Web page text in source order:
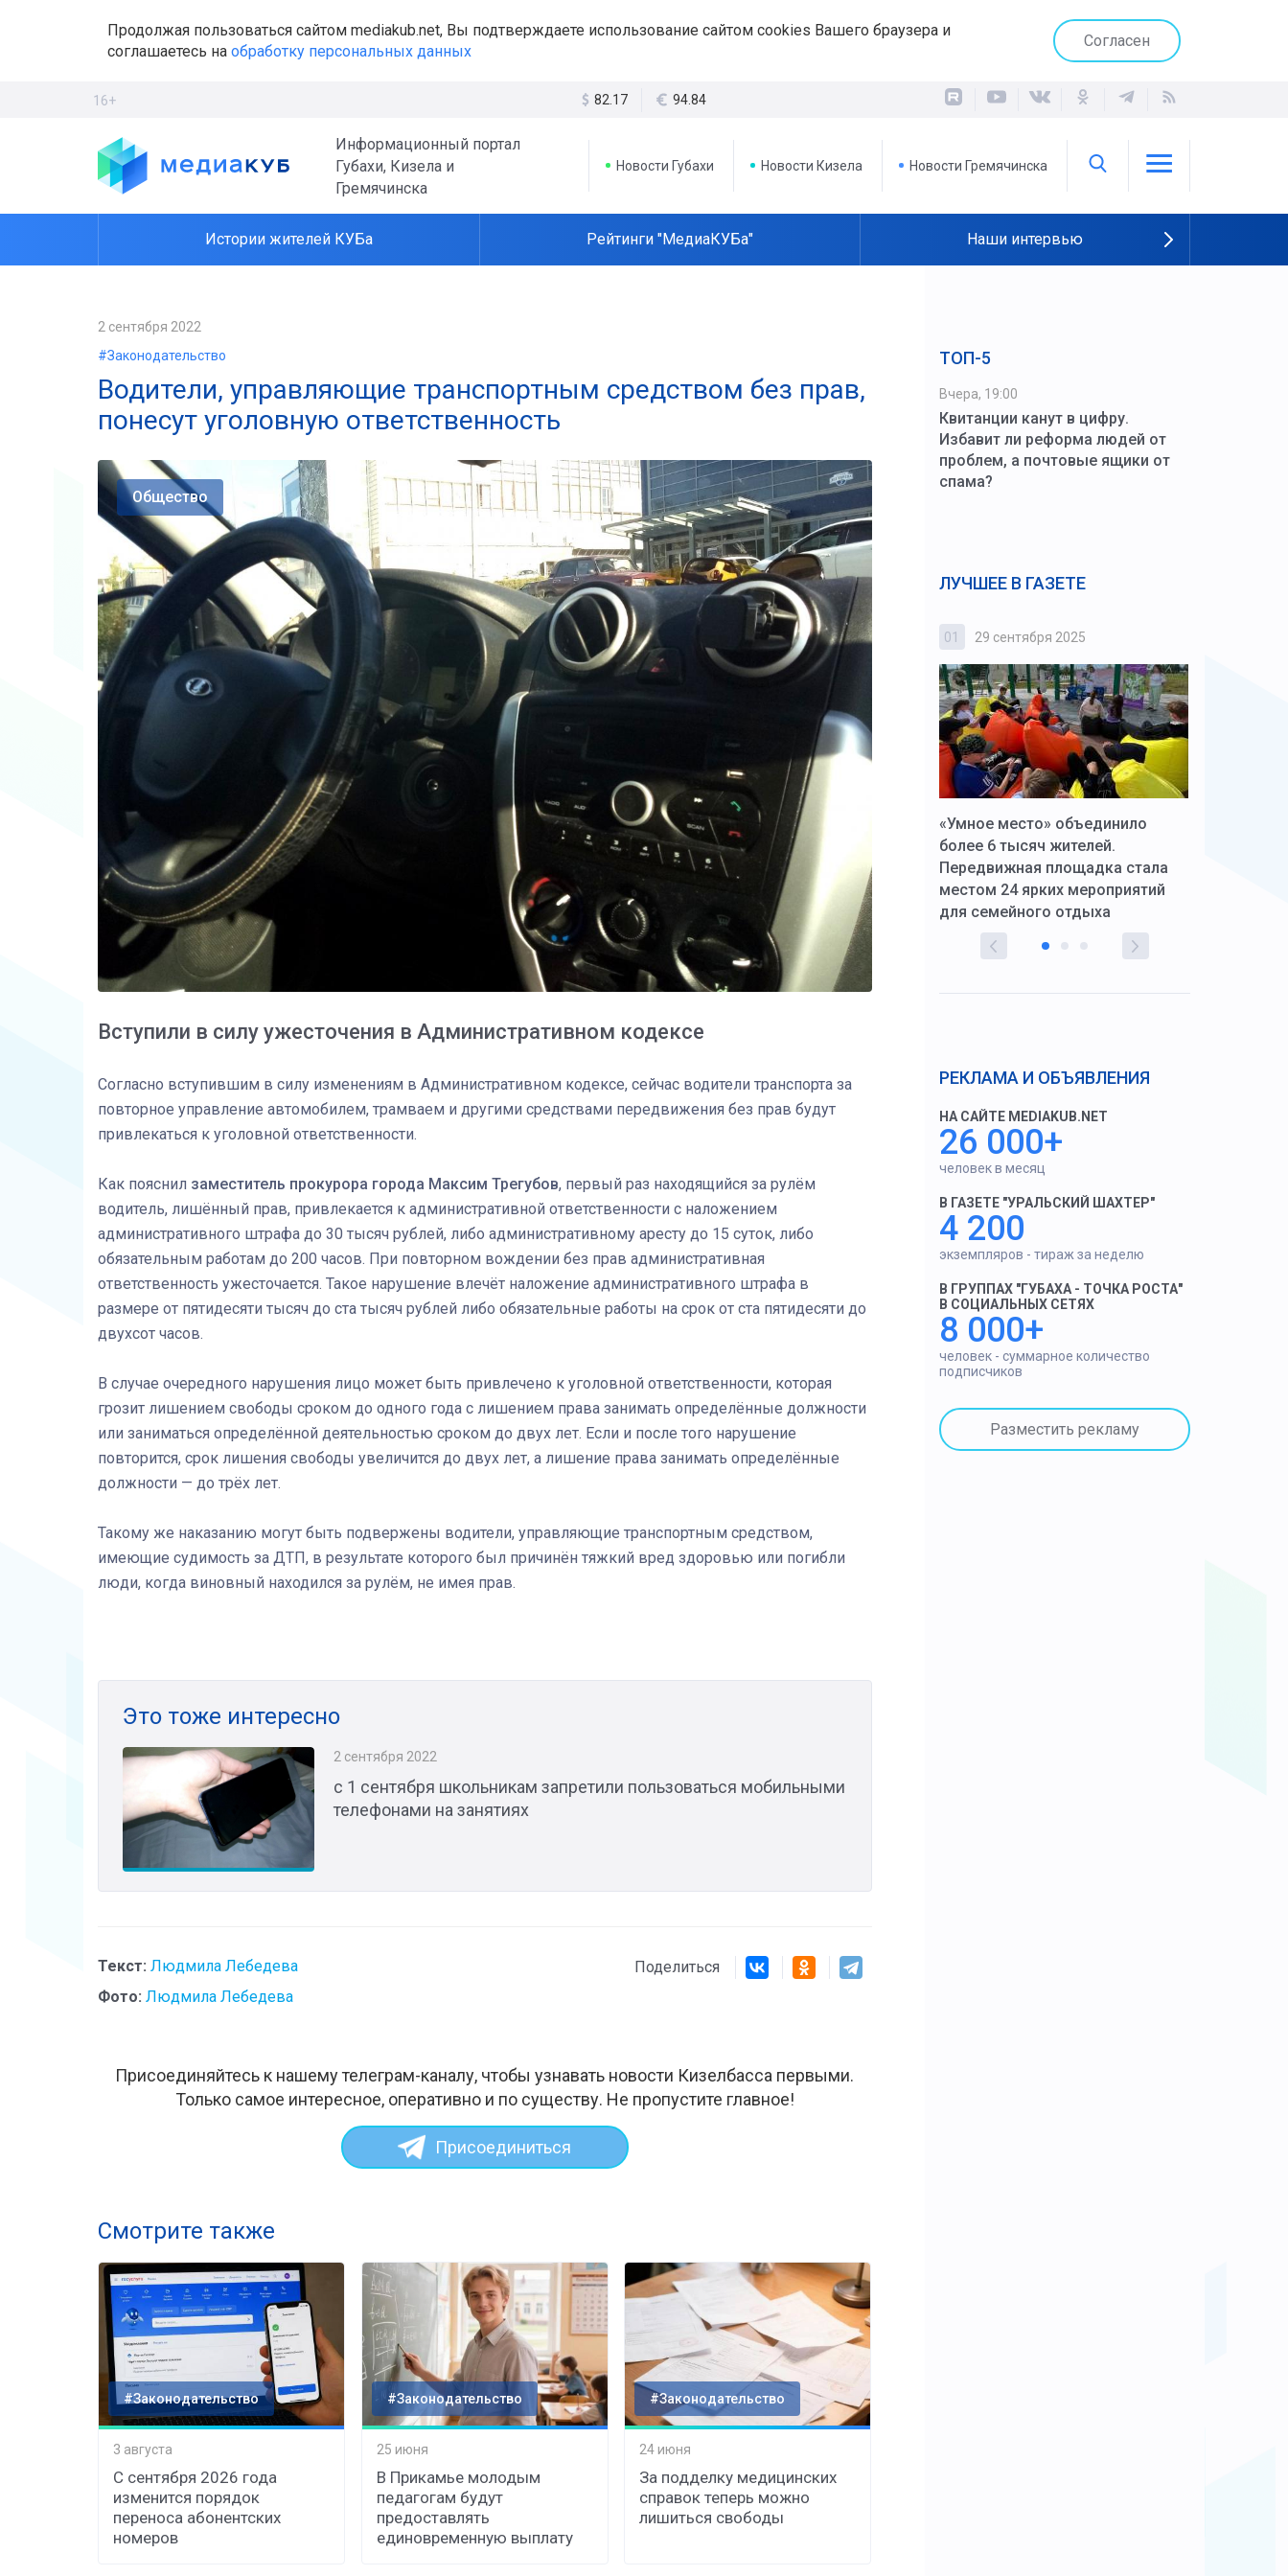
Продолжая пользоваться сайтом mediakub.net, Вы подтверждаете использование сайтом cookies Вашего браузера и
соглашаетесь на обработку персональных данных
Согласен
16+ 82.17 94.84
Информационный портал
Губахи, Кизела и
Гремячинска
Новости Губахи Новости Кизела Новости Гремячинска
Истории жителей КУБа Рейтинги "МедиаКУБа" Наши интервью
2 сентября 2022
#Законодательство
Водители, управляющие транспортным средством без прав,
понесут уголовную ответственность
Общество
Вступили в силу ужесточения в Административном кодексе
Согласно вступившим в силу изменениям в Административном кодексе, сейчас водители транспорта за
повторное управление автомобилем, трамваем и другими средствами передвижения без прав будут
привлекаться к уголовной ответственности.
Как пояснил заместитель прокурора города Максим Трегубов, первый раз находящийся за рулём
водитель, лишённый прав, привлекается к административной ответственности с наложением
административного штрафа до 30 тысяч рублей, либо административному аресту до 15 суток, либо
обязательным работам до 200 часов. При повторном вождении без прав административная
ответственность ужесточается. Такое нарушение влечёт наложение административного штрафа в
размере от пятидесяти тысяч до ста тысяч рублей либо обязательные работы на срок от ста пятидесяти до
двухсот часов.
В случае очередного нарушения лицо может быть привлечено к уголовной ответственности, которая
грозит лишением свободы сроком до одного года с лишением права занимать определённые должности
или заниматься определённой деятельностью сроком до двух лет. Если и после того нарушение
повторится, срок лишения свободы увеличится до двух лет, а лишение права занимать определённые
должности — до трёх лет.
Такому же наказанию могут быть подвержены водители, управляющие транспортным средством,
имеющие судимость за ДТП, в результате которого был причинён тяжкий вред здоровью или погибли
люди, когда виновный находился за рулём, не имея прав.
Это тоже интересно
2 сентября 2022
с 1 сентября школьникам запретили пользоваться мобильными
телефонами на занятиях
Текст: Людмила Лебедева
Фото: Людмила Лебедева
Поделиться
Присоединяйтесь к нашему телеграм-каналу, чтобы узнавать новости Кизелбасса первыми.
Только самое интересное, оперативно и по существу. Не пропустите главное!
Присоединиться
Смотрите также
#Законодательство
3 августа
С сентября 2026 года
изменится порядок
переноса абонентских
номеров
#Законодательство
25 июня
В Прикамье молодым
педагогам будут
предоставлять
единовременную выплату
#Законодательство
24 июня
За подделку медицинских
справок теперь можно
лишиться свободы
ТОП-5
Вчера, 19:00
Квитанции канут в цифру.
Избавит ли реформа людей от
проблем, а почтовые ящики от
спама?
ЛУЧШЕЕ В ГАЗЕТЕ
4 октября 2025
Штурмовик огня. Казак Алексей
Коробов после возвращения со
спецоперации сделал
реальностью свою детскую
мечту
01 29 сентября 2025
«Умное место» объединило
более 6 тысяч жителей.
Передвижная площадка стала
местом 24 ярких мероприятий
для семейного отдыха
РЕКЛАМА И ОБЪЯВЛЕНИЯ
НА САЙТЕ MEDIAKUB.NET
26 000+
человек в месяц
В ГАЗЕТЕ "УРАЛЬСКИЙ ШАХТЕР"
4 200
экземпляров - тираж за неделю
В ГРУППАХ "ГУБАХА - ТОЧКА РОСТА"
В СОЦИАЛЬНЫХ СЕТЯХ
8 000+
человек - суммарное количество
подписчиков
Разместить рекламу